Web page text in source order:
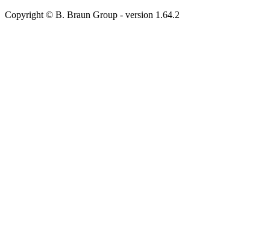
Copyright © B. Braun Group - version 1.64.2